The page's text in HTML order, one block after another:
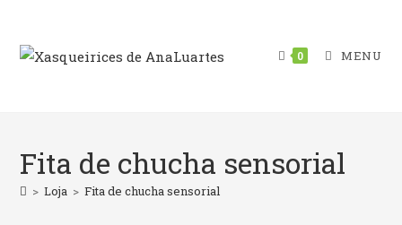
content
0 MENU
Fita de chucha sensorial
> Loja > Fita de chucha sensorial